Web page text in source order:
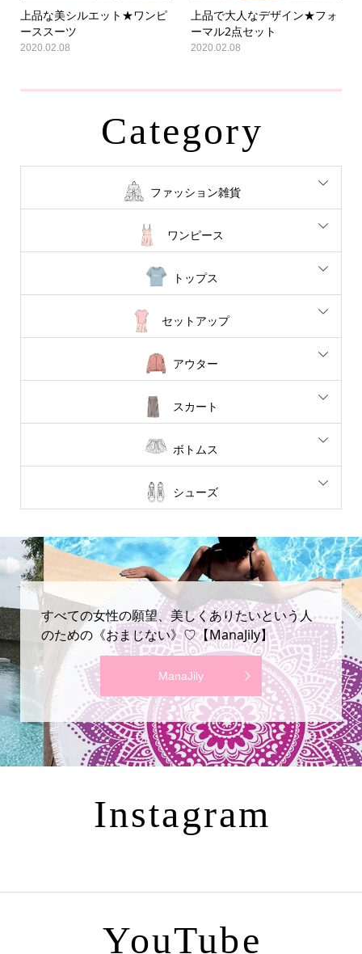
上品な美シルエット★ワンピ
ーススーツ
2020.02.08
上品で大人なデザイン★フォ
ーマル2点セット
2020.02.08
Category
ファッション雑貨
ワンピース
トップス
セットアップ
アウター
スカート
ボトムス
シューズ
すべての女性の願望、美しくありたいという人
のための《おまじない》♡【ManaJily】
ManaJily
Instagram
YouTube